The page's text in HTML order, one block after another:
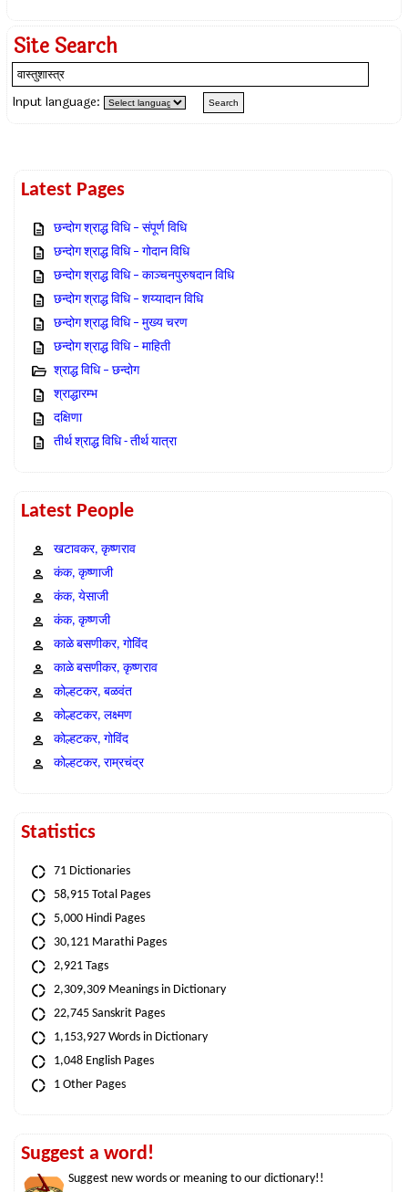
Site Search
Input language:
Latest Pages
छन्दोग श्राद्ध विधि – संपूर्ण विधि
छन्दोग श्राद्ध विधि – गोदान विधि
छन्दोग श्राद्ध विधि – काञ्चनपुरुषदान विधि
छन्दोग श्राद्ध विधि – शय्यादान विधि
छन्दोग श्राद्ध विधि – मुख्य चरण
छन्दोग श्राद्ध विधि – माहिती
श्राद्ध विधि – छन्दोग
श्राद्धारम्भ
दक्षिणा
तीर्थ श्राद्ध विधि - तीर्थ यात्रा
Latest People
खटावकर, कृष्णराव
कंक, कृष्णाजी
कंक, येसाजी
कंक, कृष्णजी
काळे बसणीकर, गोविंद
काळे बसणीकर, कृष्णराव
कोल्हटकर, बळवंत
कोल्हटकर, लक्ष्मण
कोल्हटकर, गोविंद
कोल्हटकर, राम्रचंद्र
Statistics
71 Dictionaries
58,915 Total Pages
5,000 Hindi Pages
30,121 Marathi Pages
2,921 Tags
2,309,309 Meanings in Dictionary
22,745 Sanskrit Pages
1,153,927 Words in Dictionary
1,048 English Pages
1 Other Pages
Suggest a word!
Suggest new words or meaning to our dictionary!!